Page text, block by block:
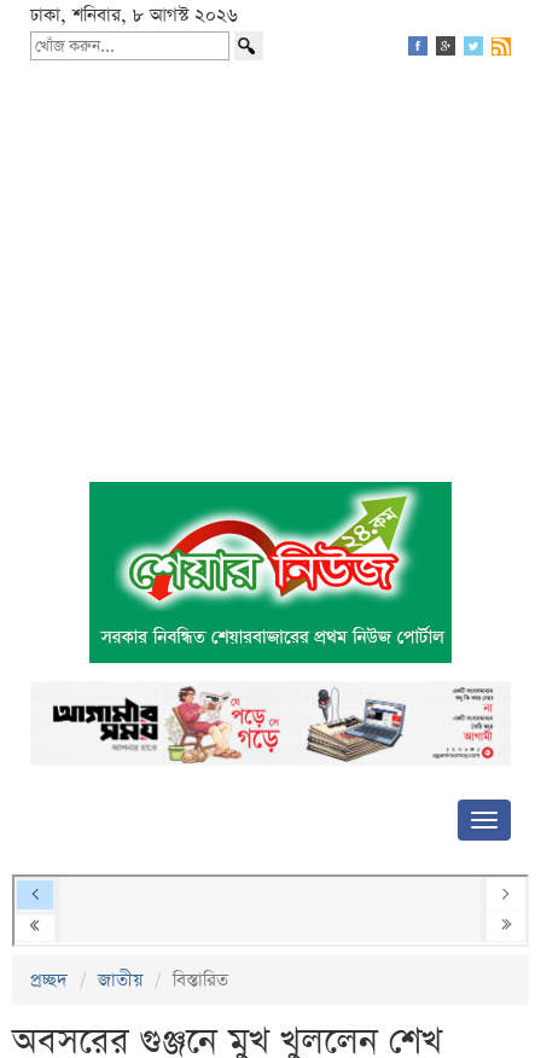
ঢাকা, শনিবার, ৮ আগস্ট ২০২৬
প্রচ্ছদ জাতীয় বিস্তারিত
অবসরের গুঞ্জনে মুখ খুললেন শেখ